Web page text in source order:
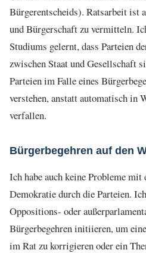
Bürgerentscheids). Ratsarbeit ist
und Bürgerschaft zu vermitteln.
Studiums gelernt, dass Parteien
zwischen Staat und Gesellschaft
Parteien im Falle eines
verstehen, anstatt automatisch in
verfallen.
Bürgerbegehren auf den
Ich habe auch keine Probleme
Demokratie durch die Parteien.
Oppositions- oder
Bürgerbegehren initiieren, um
im Rat zu korrigieren oder ein